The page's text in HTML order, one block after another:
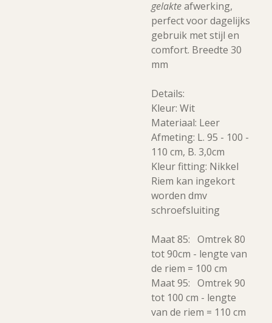
gelakteafwerking,
perfect voor dagelijks
gebruik met stijl en
comfort. Breedte 30
mm
Details:
Kleur: Wit
Materiaal: Leer
Afmeting: L. 95 - 100 -
110 cm, B. 3,0cm
Kleur fitting: Nikkel
Riem kan ingekort
worden dmv
schroefsluiting
Maat 85: Omtrek 80
tot 90cm - lengte van
de riem = 100 cm
Maat 95: Omtrek 90
tot 100 cm - lengte
van de riem = 110 cm